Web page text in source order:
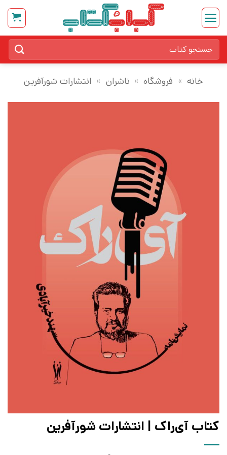
Skip
content
برای:
خانه » فروشگاه » ناشران » انتشارات شورآفرین
کتاب آی‌راک | انتشارات شورآفرین